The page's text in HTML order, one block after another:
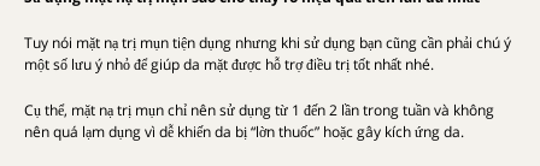
Tuy nói mặt nạ trị mụn tiện dụng nhưng khi sử dụng bạn cũng cần phải chú ý
một số lưu ý nhỏ để giúp da mặt được hỗ trợ điều trị tốt nhất nhé.
Cụ thể, mặt nạ trị mụn chỉ nên sử dụng từ 1 đến 2 lần trong tuần và không
nên quá lạm dụng vì dễ khiến da bị “lờn thuốc” hoặc gây kích ứng da.